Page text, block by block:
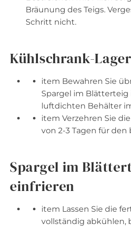
Bräunung des Teigs.
Schritt nicht.
Kühlschrank-
item Bewahren Sie
Spargel im Blätterteig
luftdichten Behälter
item Verzehren Sie
von 2-3 Tagen für den
Spargel im
einfrieren
item Lassen Sie die
vollständig abkühlen,